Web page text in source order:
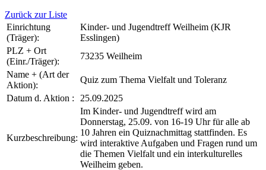
Zurück zur Liste
Einrichtung
(Träger):
Kinder- und Jugendtreff Weilheim (KJR
Esslingen)
PLZ + Ort
(Einr./Träger):
73235 Weilheim
Name + (Art der
Aktion):
Quiz zum Thema Vielfalt und Toleranz
Datum d. Aktion :
25.09.2025
Kurzbeschreibung:
Im Kinder- und Jugendtreff wird am
Donnerstag, 25.09. von 16-19 Uhr für alle ab
10 Jahren ein Quiznachmittag stattfinden. Es
wird interaktive Aufgaben und Fragen rund um
die Themen Vielfalt und ein interkulturelles
Weilheim geben.